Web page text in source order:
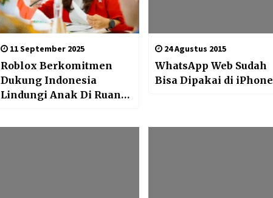
11 September 2025
Roblox Berkomitmen
Dukung Indonesia
Lindungi Anak Di Ruang
24 Agustus 2015
WhatsApp Web Sudah
Bisa Dipakai di iPhone